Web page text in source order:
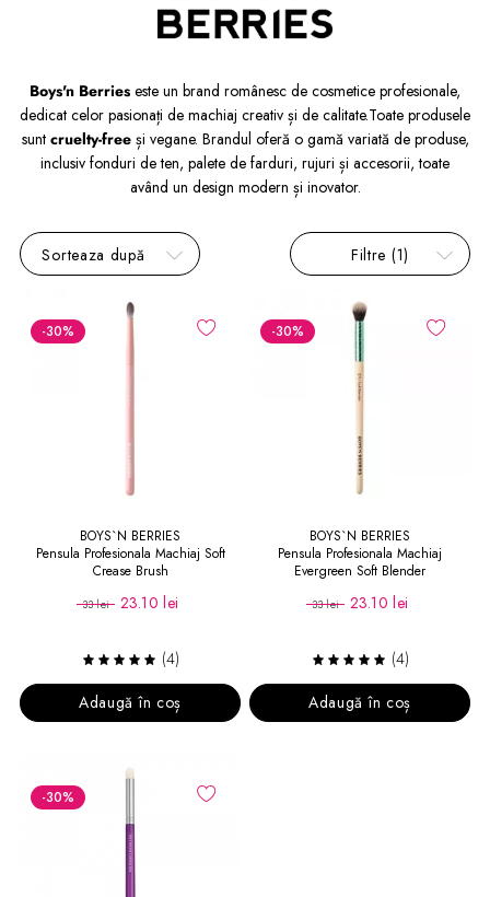
Boys'n Berries este un brand românesc de cosmetice profesionale,
dedicat celor pasionați de machiaj creativ și de calitate.Toate produsele
sunt cruelty-freeși vegane. Brandul oferă o gamă variată de produse,
inclusiv fonduri de ten, palete de farduri, rujuri și accesorii, toate
având un design modern și inovator.
Sorteaza după Filtre (1)
-30%
BOYS`N BERRIES
Pensula Profesionala Machiaj Soft
Crease Brush
33 lei 23.10 lei
(4)
Adaugă în coș
-30%
BOYS`N BERRIES
Pensula Profesionala Machiaj
Evergreen Soft Blender
33 lei 23.10 lei
(4)
Adaugă în coș
-30%